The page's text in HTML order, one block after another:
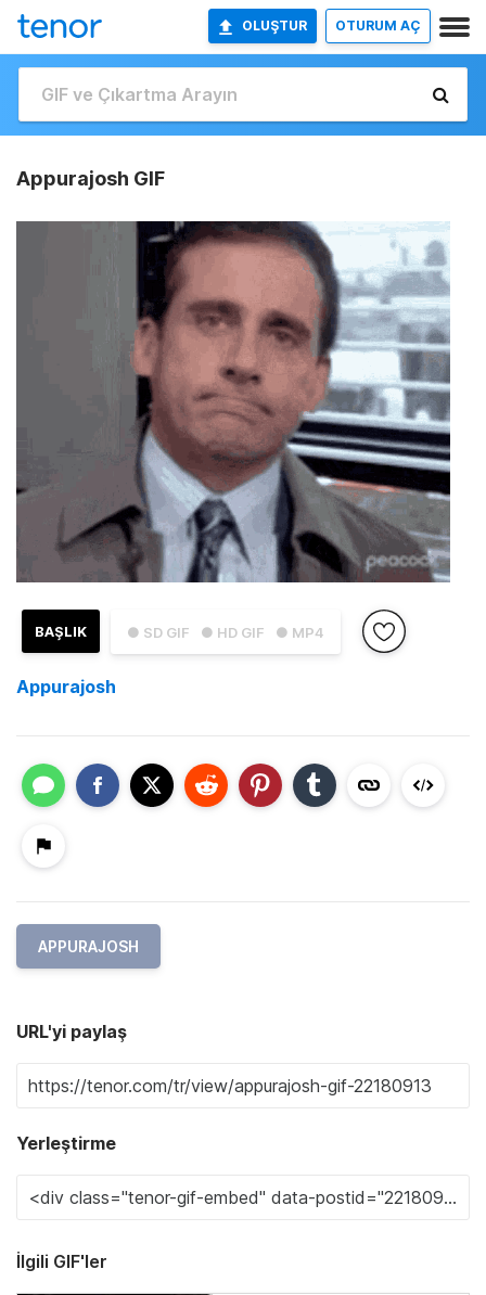
OLUŞTUR OTURUM AÇ
Appurajosh GIF
● SD GIF ● HD GIF ● MP4
BAŞLIK
Appurajosh
APPURAJOSH
URL'yi paylaş
Yerleştirme
İlgili GIF'ler